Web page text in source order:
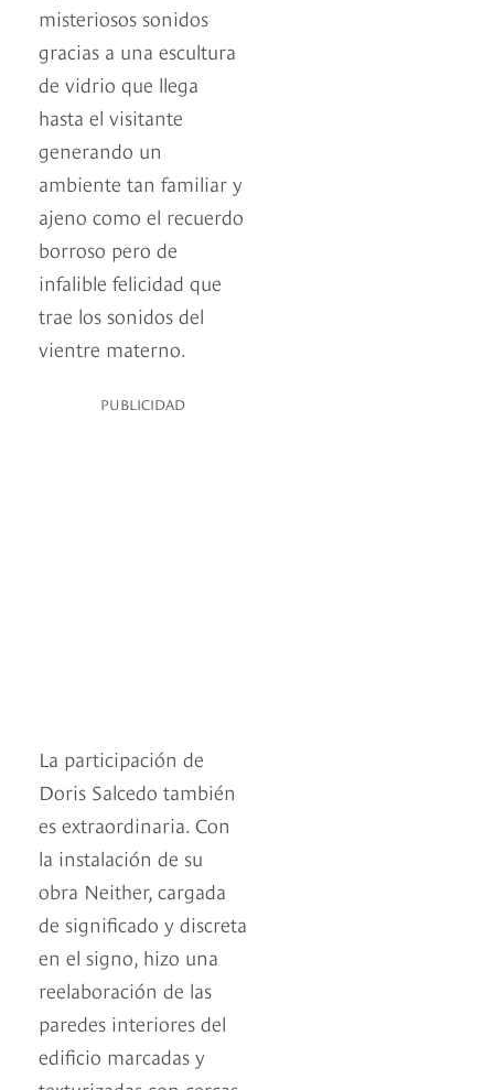
misteriosos sonidos
gracias a una escultura
de vidrio que llega
hasta el visitante
generando un
ambiente tan familiar y
ajeno como el recuerdo
borroso pero de
infalible felicidad que
trae los sonidos del
vientre materno.
PUBLICIDAD
La participación de
Doris Salcedo también
es extraordinaria. Con
la instalación de su
obra Neither, cargada
de significado y discreta
en el signo, hizo una
reelaboración de las
paredes interiores del
edificio marcadas y